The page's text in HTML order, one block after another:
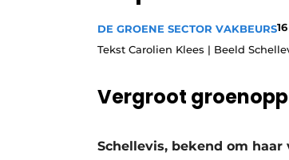
Vacature aanmelden
Video’s
DE GROENE SECTOR VAKBEURS
Tekst Carolien Klees | Beeld
Vergroot
Schellevis, bekend om